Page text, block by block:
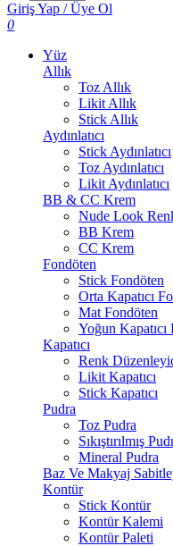
Giriş Yap / Üye Ol
0
Yüz
Allık
Toz Allık
Likit Allık
Stick Allık
Aydınlatıcı
Stick Aydınlatıcı
Toz Aydınlatıcı
Likit Aydınlatıcı
BB & CC Krem
Nude Look
BB Krem
CC Krem
Fondöten
Stick Fondöten
Orta Kapatıcı
Mat Fondöten
Yoğun Kapatıcı
Kapatıcı
Renk
Likit Kapatıcı
Stick Kapatıcı
Pudra
Toz Pudra
Sıkıştırılmış
Mineral Pudra
Baz Ve Makyaj
Kontür
Stick Kontür
Kontür Kalemi
Kontür Paleti